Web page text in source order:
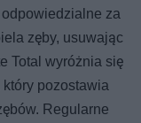
za
zęby, usuwając
Total wyróżnia się
pozostawia
Regularne